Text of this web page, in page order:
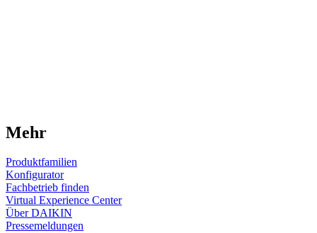
Mehr
Produktfamilien
Konfigurator
Fachbetrieb finden
Virtual Experience Center
Über DAIKIN
Pressemeldungen